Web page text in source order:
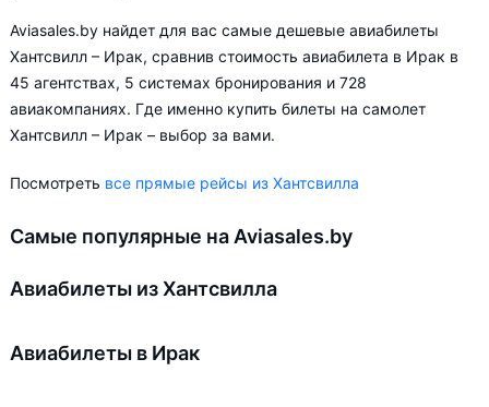
Aviasales.by найдет для вас самые дешевые авиабилеты
Хантсвилл – Ирак, сравнив стоимость авиабилета в Ирак в
45 агентствах, 5 системах бронирования и 728
авиакомпаниях. Где именно купить билеты на самолет
Хантсвилл – Ирак – выбор за вами.
Посмотреть все прямые рейсы из Хантсвилла
Самые популярные на Aviasales.by
Авиабилеты из Хантсвилла
Авиабилеты в Ирак